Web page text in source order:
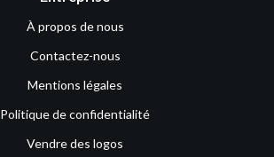
À propos de nous
Contactez-nous
Mentions légales
Politique de confidentialité
Vendre des logos